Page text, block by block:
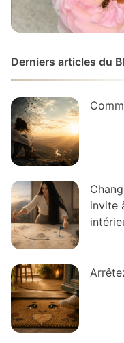
Derniers articles du
invite